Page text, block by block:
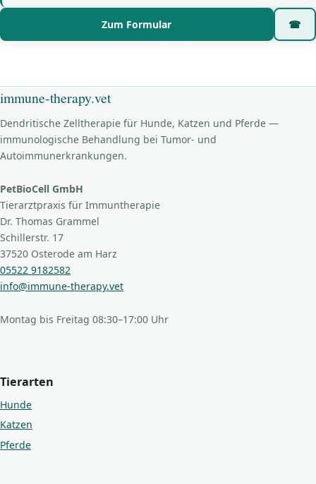
Zum Formular ☎
immune-therapy.vet
Dendritische Zelltherapie für Hunde, Katzen und Pferde —
immunologische Behandlung bei Tumor- und
Autoimmunerkrankungen.
PetBioCell GmbH
Tierarztpraxis für Immuntherapie
Dr. Thomas Grammel
Schillerstr. 17
37520 Osterode am Harz
05522 9182582
info@immune-therapy.vet
Montag bis Freitag 08:30–17:00 Uhr
Tierarten
Hunde
Katzen
Pferde